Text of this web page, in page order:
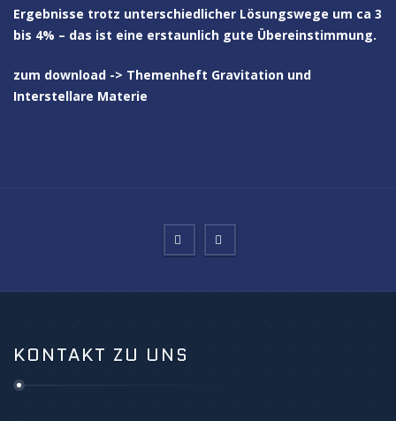
Ergebnisse trotz unterschiedlicher Lösungswege um ca 3
bis 4% – das ist eine erstaunlich gute Übereinstimmung.
zum download -> Themenheft Gravitation und
Interstellare Materie
KONTAKT ZU UNS